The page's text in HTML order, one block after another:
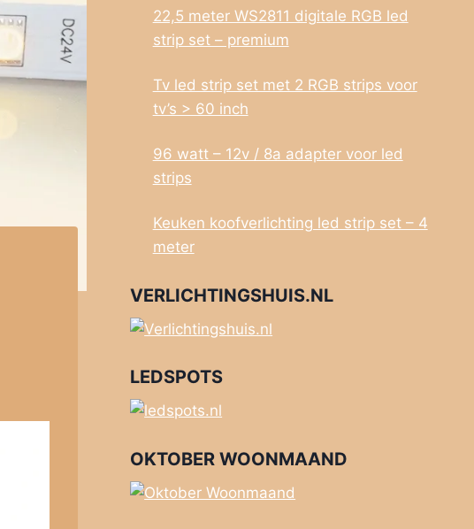
22,5 meter WS2811 digitale RGB led
strip set – premium
Tv led strip set met 2 RGB strips voor
tv’s > 60 inch
96 watt – 12v / 8a adapter voor led
strips
Keuken koofverlichting led strip set – 4
meter
VERLICHTINGSHUIS.NL
LEDSPOTS
OKTOBER WOONMAAND